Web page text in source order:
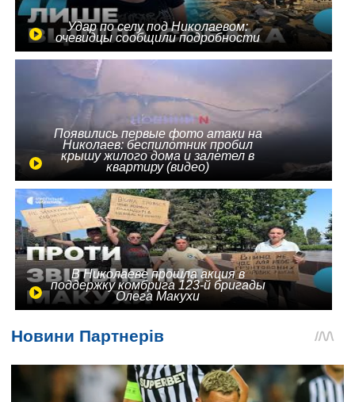
Удар по селу под Николаевом:
очевидцы сообщили подробности
Появились первые фото атаки на
Николаев: беспилотник пробил
крышу жилого дома и залетел в
квартиру (видео)
В Николаеве прошла акция в
поддержку комбрига 123-й бригады
Олега Макухи